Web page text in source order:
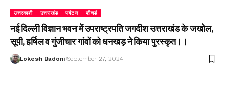
उत्तरकाशी उत्तराखंड पर्यटन फीचर्ड
नई दिल्ली विज्ञान भवन में उपराष्ट्रपति जगदीश उत्तराखंड के जखोल,
सूपी, हर्षिल व गुंजीचार गांवों को धनखड़ ने किया पुरस्कृत।।
Lokesh Badoni September 27, 2024